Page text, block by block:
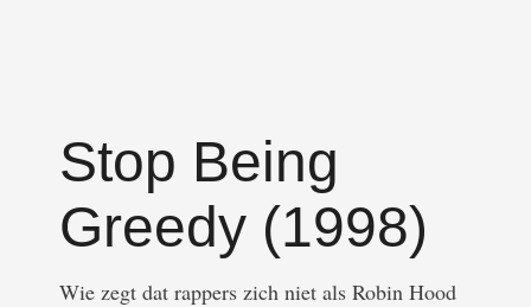
Stop Being
Greedy (1998)
Wie zegt dat rappers zich niet als Robin Hood